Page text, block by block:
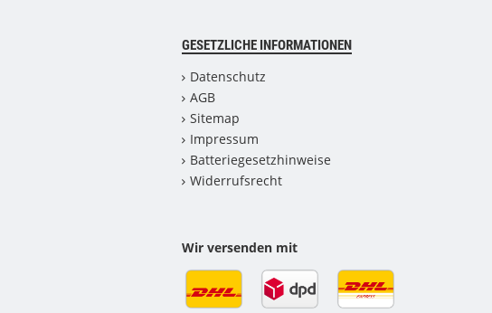
GESETZLICHE INFORMATIONEN
Datenschutz
AGB
Sitemap
Impressum
Batteriegesetzhinweise
Widerrufsrecht
Wir versenden mit